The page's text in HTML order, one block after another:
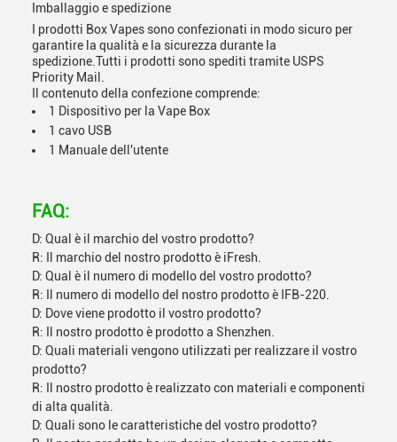
Imballaggio e spedizione
I prodotti Box Vapes sono confezionati in modo sicuro per
garantire la qualità e la sicurezza durante la
spedizione.Tutti i prodotti sono spediti tramite USPS
Priority Mail.
Il contenuto della confezione comprende:
1 Dispositivo per la Vape Box
1 cavo USB
1 Manuale dell'utente
FAQ:
D: Qual è il marchio del vostro prodotto?
R: Il marchio del nostro prodotto è iFresh.
D: Qual è il numero di modello del vostro prodotto?
R: Il numero di modello del nostro prodotto è IFB-220.
D: Dove viene prodotto il vostro prodotto?
R: Il nostro prodotto è prodotto a Shenzhen.
D: Quali materiali vengono utilizzati per realizzare il vostro
prodotto?
R: Il nostro prodotto è realizzato con materiali e componenti
di alta qualità.
D: Quali sono le caratteristiche del vostro prodotto?